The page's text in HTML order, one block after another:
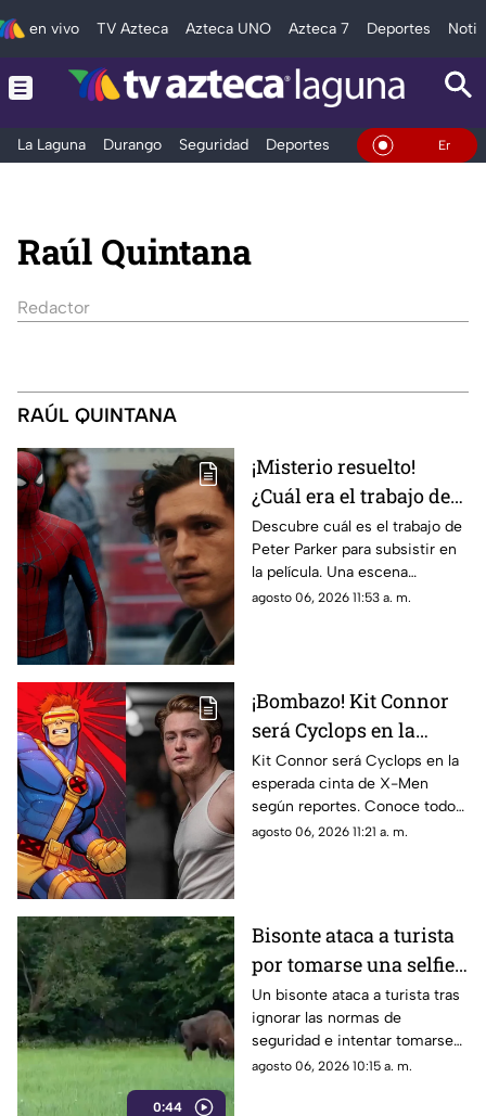
en vivo TV Azteca Azteca UNO Azteca 7 Deportes
La Laguna Durango Seguridad Deportes EntretenimientoEn Vivo
Raúl Quintana
Redactor
RAÚL QUINTANA
¡Misterio resuelto!
¿Cuál era el trabajo de
Peter Parker en Spider-
man: Brand New Day?
Descubre cuál es el trabajo de
Peter Parker para subsistir en
la película. Una escena
eliminada aclara las dudas de
agosto 06, 2026 11:53 a. m.
¡Bombazo! Kit Connor
será Cyclops en la
película de X-Men
Kit Connor será Cyclops en la
esperada cinta de X-Men
según reportes. Conoce todos
los detalles sobre el fichaje del
agosto 06, 2026 11:21 a. m.
0:44
Bisonte ataca a turista
por tomarse una selfie |
VIDEO
Un bisonte ataca a turista tras
ignorar las normas de
seguridad e intentar tomarse
una selfie con el animal.
agosto 06, 2026 10:15 a. m.